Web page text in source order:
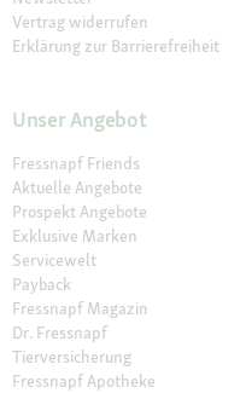
Vertrag widerrufen
Erklärung zur Barrierefreiheit
Unser Angebot
Fressnapf Friends
Aktuelle Angebote
Prospekt Angebote
Exklusive Marken
Servicewelt
Payback
Fressnapf Magazin
Dr. Fressnapf
Tierversicherung
Fressnapf Apotheke